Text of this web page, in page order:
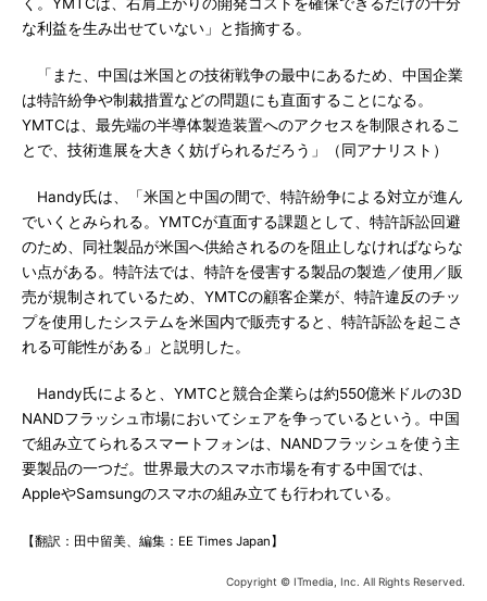
な利益を生み出せていない」と指摘する。
「また、中国は米国との技術戦争の最中にあるため、中国企業
は特許紛争や制裁措置などの問題にも直面することになる。
YMTCは、最先端の半導体製造装置へのアクセスを制限されるこ
とで、技術進展を大きく妨げられるだろう」（同アナリスト）
Handy氏は、「米国と中国の間で、特許紛争による対立が進ん
でいくとみられる。YMTCが直面する課題として、特許訴訟回避
のため、同社製品が米国へ供給されるのを阻止しなければならな
い点がある。特許法では、特許を侵害する製品の製造／使用／販
売が規制されているため、YMTCの顧客企業が、特許違反のチッ
プを使用したシステムを米国内で販売すると、特許訴訟を起こさ
れる可能性がある」と説明した。
Handy氏によると、YMTCと競合企業らは約550億米ドルの3D
NANDフラッシュ市場においてシェアを争っているという。中国
で組み立てられるスマートフォンは、NANDフラッシュを使う主
要製品の一つだ。世界最大のスマホ市場を有する中国では、
AppleやSamsungのスマホの組み立ても行われている。
【翻訳：田中留美、編集：EE Times Japan】
Copyright © ITmedia, Inc. All Rights Reserved.